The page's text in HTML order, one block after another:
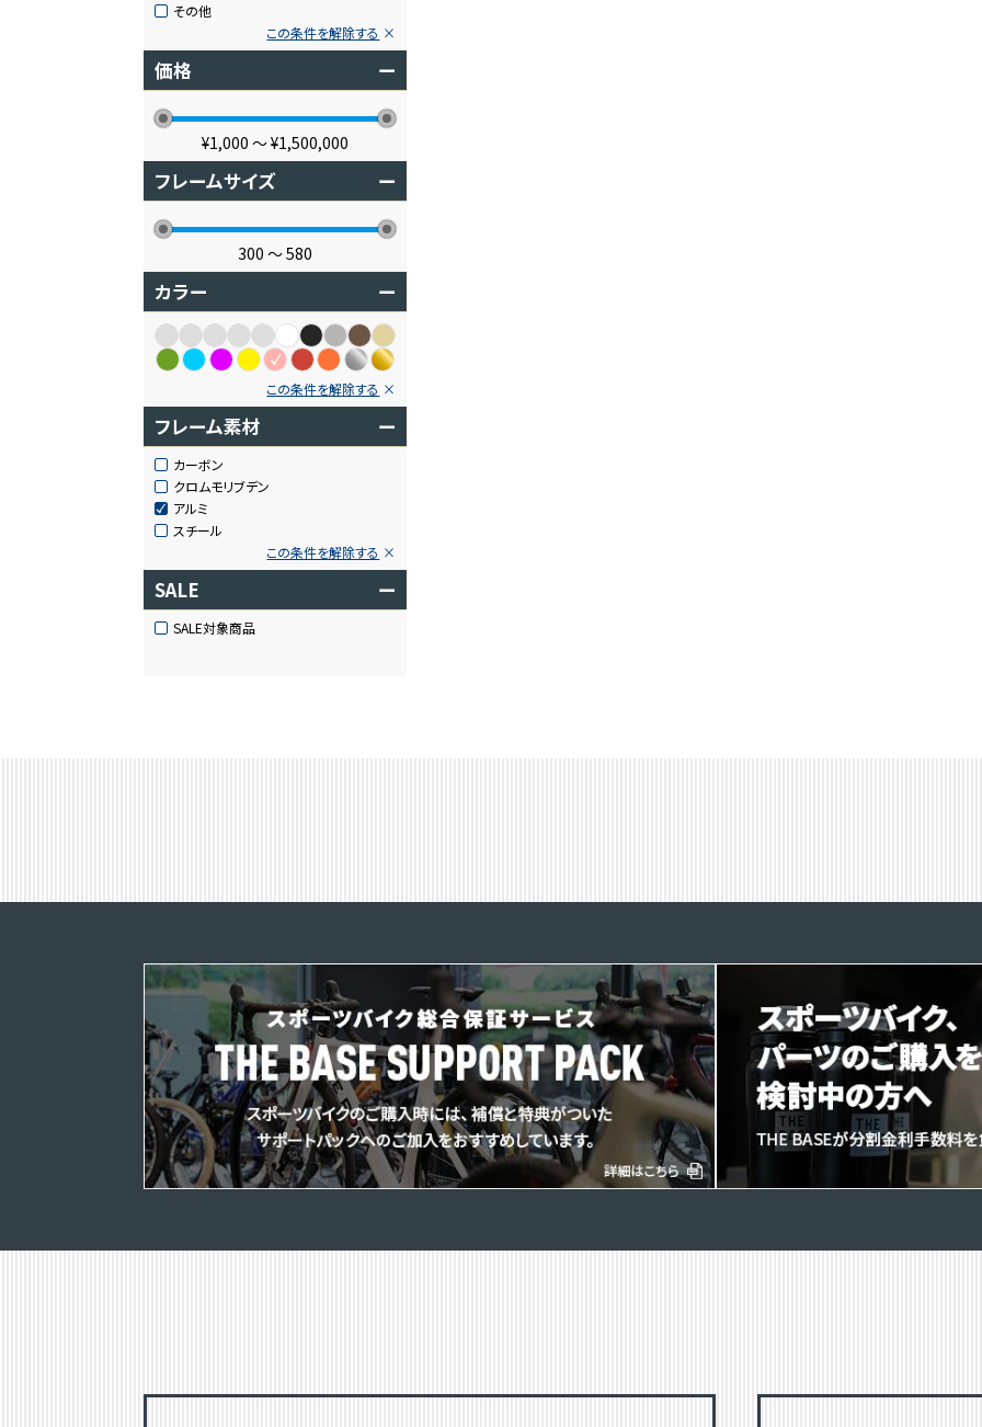
その他
この条件を解除する
価格 ー
¥1,000 〜¥1,500,000
フレームサイズ ー
300 〜580
カラー ー
この条件を解除する
フレーム素材 ー
カーボン
クロムモリブデン
アルミ
スチール
この条件を解除する
SALE ー
SALE対象商品